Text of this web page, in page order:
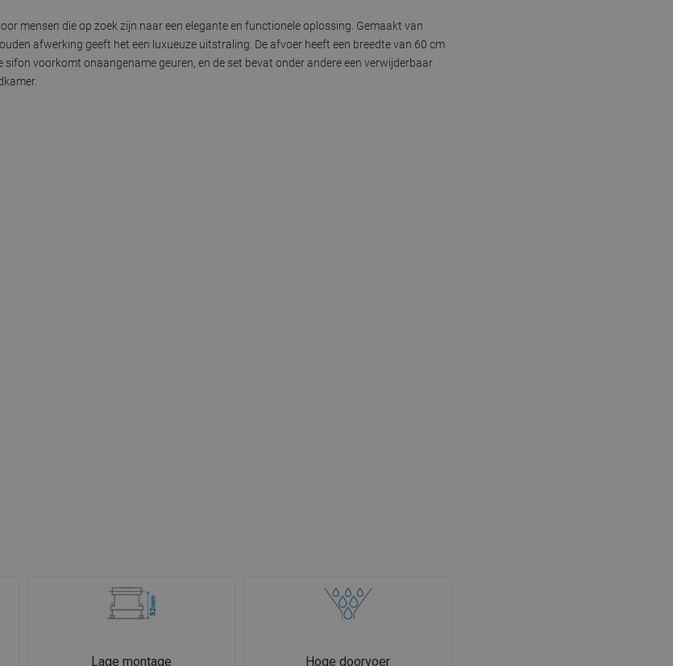
mensen die op zoek zijn naar een elegante en functionele oplossing. Gemaakt van
afwerking geeft het een luxueuze uitstraling. De afvoer heeft een breedte van 60 cm
voorkomt onaangename geuren, en de set bevat onder andere een verwijderbaar
Lage montage Hoge doorvoer